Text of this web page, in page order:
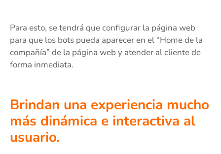
Para esto, se tendrá que configurar la página web
para que los bots pueda aparecer en el “Home de la
compañía” de la página web y atender al cliente de
forma inmediata.
Brindan una experiencia mucho
más dinámica e interactiva al
usuario.